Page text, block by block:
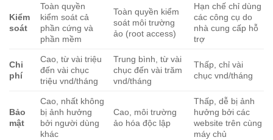
Kiểm
soát
Toàn quyền
kiểm soát cả
phần cứng và
phần mềm
Toàn quyền kiểm
soát môi trường
ảo (root access)
Hạn chế chỉ dùng
các công cụ do
nhà cung cấp hỗ
trợ
Chi
phí
Cao, từ vài triệu
đến vài chục
triệu vnd/tháng
Trung bình, từ vài
chục đến vài trăm
vnd/tháng
Thấp, chỉ vài
chục vnd/tháng
Bảo
mật
Cao, nhất không
bị ảnh hưởng
bởi người dùng
khác
Cao, môi trường
ảo hóa độc lập
Thấp, dễ bị ảnh
hưởng bởi các
website trên cùng
máy chủ